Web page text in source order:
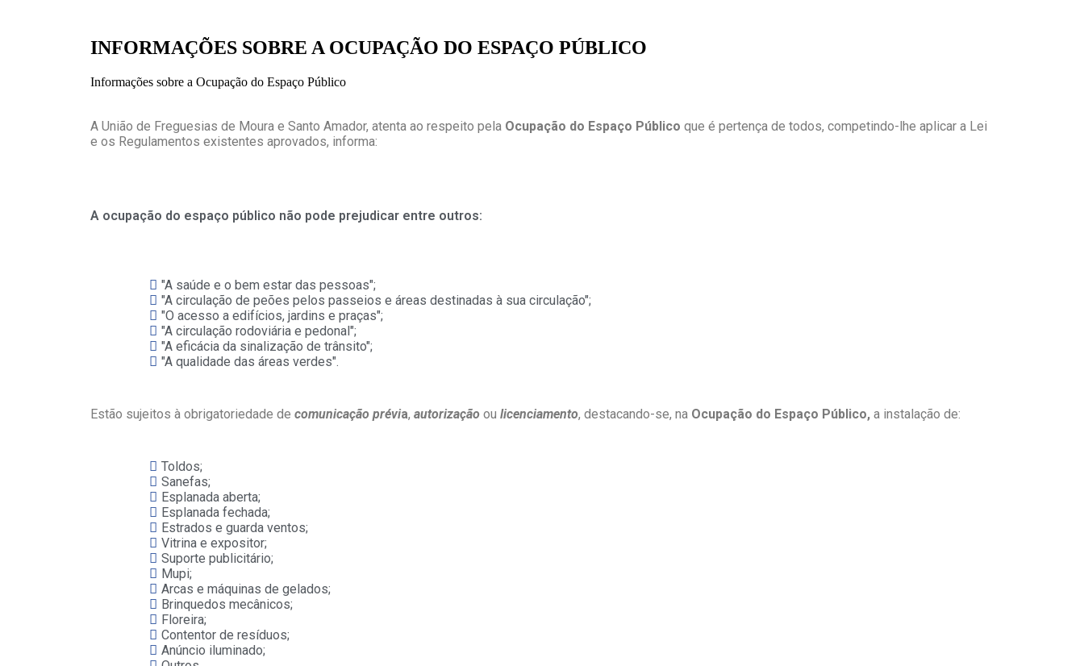
INFORMAÇÕES SOBRE A OCUPAÇÃO DO ESPAÇO PÚBLICO
Informações sobre a Ocupação do Espaço Público
A União de Freguesias de Moura e Santo Amador, atenta ao respeito pela Ocupação do Espaço Público que é pertença de todos, competindo-lhe aplicar a Lei
e os Regulamentos existentes aprovados, informa:
A ocupação do espaço público não pode prejudicar entre outros:
"A saúde e o bem estar das pessoas";
"A circulação de peões pelos passeios e áreas destinadas à sua circulação";
"O acesso a edifícios, jardins e praças";
"A circulação rodoviária e pedonal";
"A eficácia da sinalização de trânsito";
"A qualidade das áreas verdes".
Estão sujeitos à obrigatoriedade de comunicação prévia, autorização ou licenciamento, destacando-se, na Ocupação do Espaço Público, a instalação de:
Toldos;
Sanefas;
Esplanada aberta;
Esplanada fechada;
Estrados e guarda ventos;
Vitrina e expositor;
Suporte publicitário;
Mupi;
Arcas e máquinas de gelados;
Brinquedos mecânicos;
Floreira;
Contentor de resíduos;
Anúncio iluminado;